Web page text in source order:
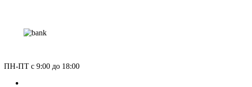
ПН-ПТ c 9:00 до 18:00